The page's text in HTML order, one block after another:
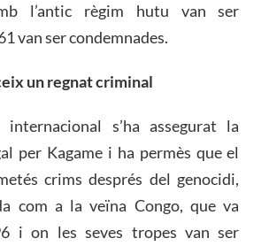
l’antic règim hutu van ser
van ser condemnades.
un regnat criminal
s’ha assegurat la
per Kagame i ha permès que el
crims després del genocidi,
com a la veïna Congo, que va
i on les seves tropes van ser